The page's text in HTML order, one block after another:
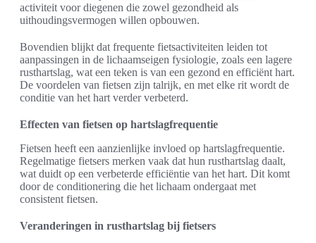
activiteit voor diegenen die zowel gezondheid als
uithoudingsvermogen willen opbouwen.
Bovendien blijkt dat frequente fietsactiviteiten leiden tot
aanpassingen in de lichaamseigen fysiologie, zoals een lagere
rusthartslag, wat een teken is van een gezond en efficiënt hart.
De voordelen van fietsen zijn talrijk, en met elke rit wordt de
conditie van het hart verder verbeterd.
Effecten van fietsen op hartslagfrequentie
Fietsen heeft een aanzienlijke invloed op hartslagfrequentie.
Regelmatige fietsers merken vaak dat hun rusthartslag daalt,
wat duidt op een verbeterde efficiëntie van het hart. Dit komt
door de conditionering die het lichaam ondergaat met
consistent fietsen.
Veranderingen in rusthartslag bij fietsers